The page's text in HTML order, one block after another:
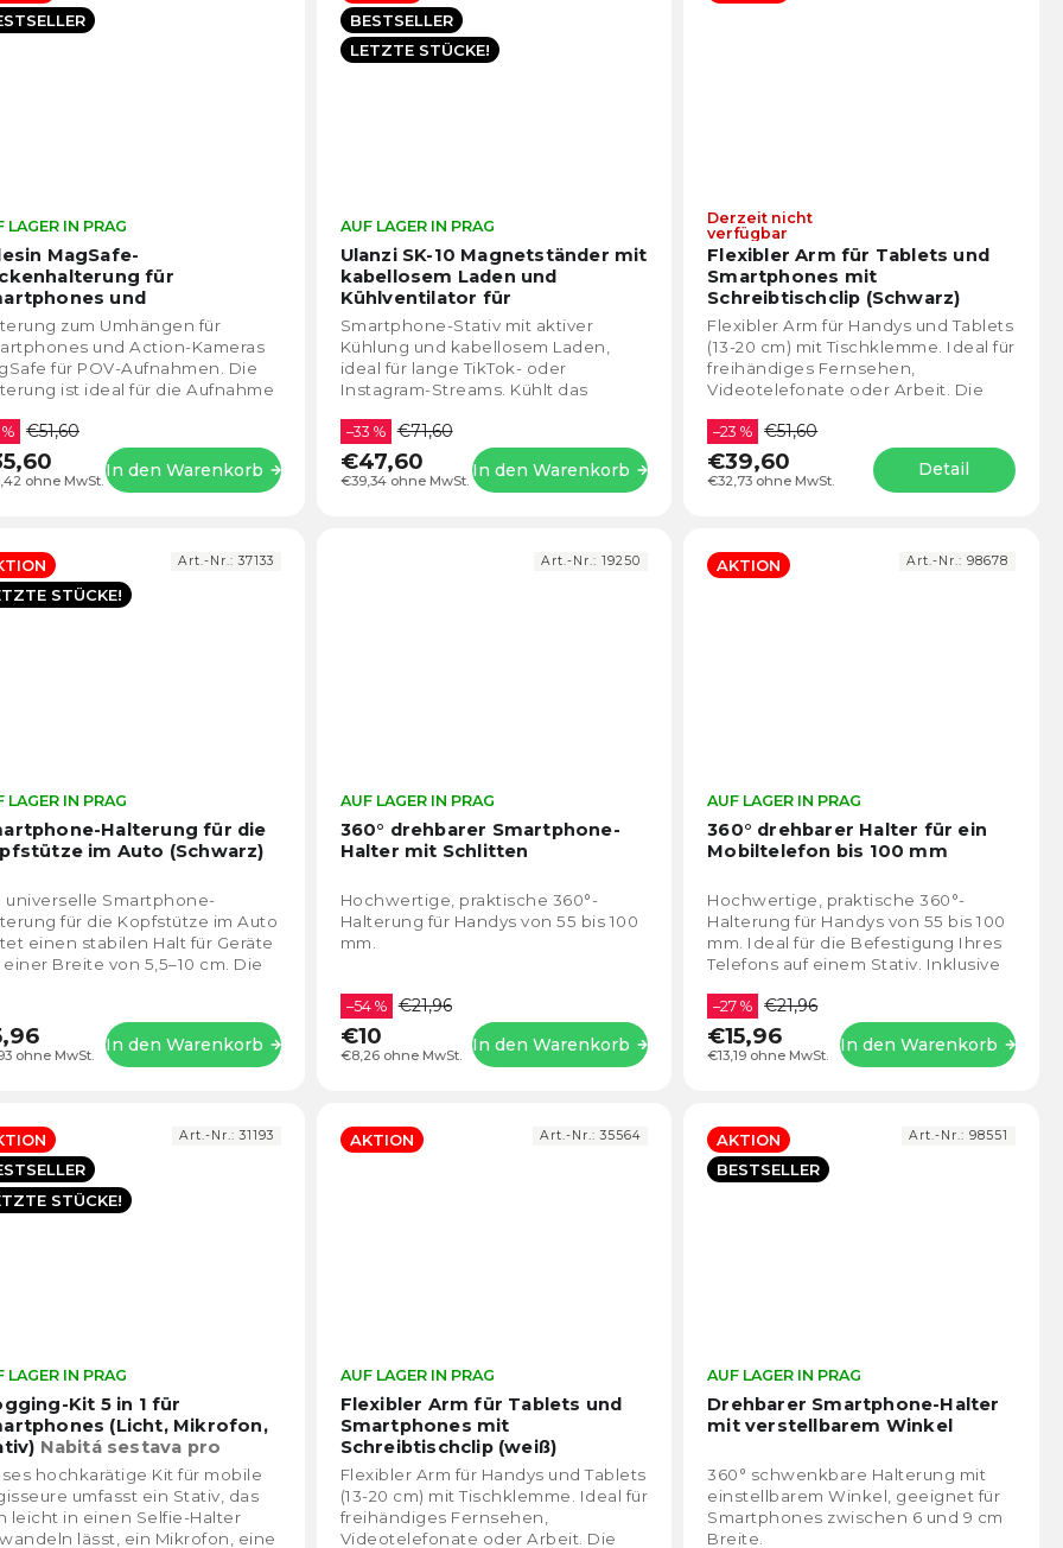
MagSafe-
für
und
für POV-
durchschnittliche
Produktbewertung
Sternen.
LAGER IN PRAG
ohne MwSt.
% €51,60
In den Warenkorb
zum Umhängen für
und Action-Kameras
für POV-Aufnahmen. Die
ist ideal für die Aufnahme
Telesin Magsafe...
BESTSELLER
LETZTE STÜCKE!
Ulanzi SK-10 Magnetständer mit
kabellosem Laden und
Kühlventilator für
Smartphones
durchschnittliche
Produktbewertung
Sternen.
AUF LAGER IN PRAG
€39,34 ohne MwSt.
–33 % €71,60
€47,60 In den Warenkorb
Smartphone-Stativ mit aktiver
Kühlung und kabellosem Laden,
ideal für lange TikTok- oder
Instagram-Streams. Kühlt das
Das multifunktionale...
Flexibler Arm für Tablets und
Smartphones mit
Schreibtischclip (Schwarz)
von
Derzeit nicht
verfügbar
€32,73 ohne MwSt.
–23 % €51,60
€39,60 Detail
Flexibler Arm für Handys und Tablets
(13-20 cm) mit Tischklemme. Ideal für
freihändiges Fernsehen,
Videotelefonate oder Arbeit. Die
ermöglicht eine...
STÜCKE!
Halterung für die
im Auto (Schwarz)
durchschnittliche
Produktbewertung
LAGER IN PRAG
ohne MwSt. In den Warenkorb
universelle Smartphone-
für die Kopfstütze im Auto
einen stabilen Halt für Geräte
einer Breite von 5,5–10 cm. Die
Art.-Nr.:37133
360° drehbarer Smartphone-
Halter mit Schlitten
durchschnittliche
Produktbewertung
Sternen.
AUF LAGER IN PRAG
€8,26 ohne MwSt.
–54 % €21,96
€10 In den Warenkorb
Hochwertige, praktische 360°-
Halterung für Handys von 55 bis 100
mm.
Art.-Nr.:19250 AKTION
360° drehbarer Halter für ein
Mobiltelefon bis 100 mm
AUF LAGER IN PRAG
€13,19 ohne MwSt.
–27 % €21,96
€15,96 In den Warenkorb
Hochwertige, praktische 360°-
Halterung für Handys von 55 bis 100
mm. Ideal für die Befestigung Ihres
Telefons auf einem Stativ. Inklusive
Mikrofon
Art.-Nr.: 98678
STÜCKE!
Kit 5 in 1 für
(Licht, Mikrofon,
Nabitá sestava pro
natáčení na mobil
durchschnittliche
Produktbewertung
Sternen.
LAGER IN PRAG
hochkarätige Kit für mobile
umfasst ein Stativ, das
leicht in einen Selfie-Halter
lässt, ein Mikrofon, eine
Art.-Nr.:31193 AKTION
Flexibler Arm für Tablets und
Smartphones mit
Schreibtischclip (weiß)
durchschnittliche
Produktbewertung
von
Sternen.
AUF LAGER IN PRAG
Flexibler Arm für Handys und Tablets
(13-20 cm) mit Tischklemme. Ideal für
freihändiges Fernsehen,
Videotelefonate oder Arbeit. Die
Art.-Nr.:35564
AKTION
BESTSELLER
Drehbarer Smartphone-Halter
mit verstellbarem Winkel
AUF LAGER IN PRAG
360° schwenkbare Halterung mit
einstellbarem Winkel, geeignet für
Smartphones zwischen 6 und 9 cm
Breite.
Art.-Nr.: 98551